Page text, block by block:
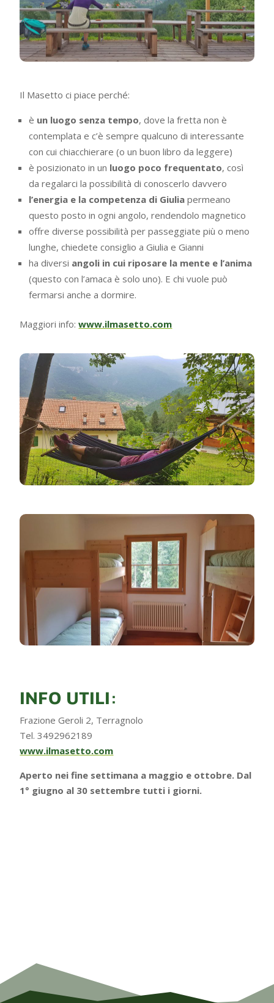
Il Masetto ci piace perché:
è un luogo senza tempo, dove la fretta non è
contemplata e c’è sempre qualcuno di interessante
con cui chiacchierare (o un buon libro da leggere)
è posizionato in un luogo poco frequentato, così
da regalarci la possibilità di conoscerlo davvero
l’energia e la competenza di Giulia permeano
questo posto in ogni angolo, rendendolo magnetico
offre diverse possibilità per passeggiate più o meno
lunghe, chiedete consiglio a Giulia e Gianni
ha diversi angoli in cui riposare la mente e l’anima
(questo con l’amaca è solo uno). E chi vuole può
fermarsi anche a dormire.
Maggiori info:www.ilmasetto.com
INFO UTILI:
Frazione Geroli 2, Terragnolo
Tel. 3492962189
www.ilmasetto.com
Aperto nei fine settimana a maggio e ottobre. Dal
1° giugno al 30 settembre tutti i giorni.